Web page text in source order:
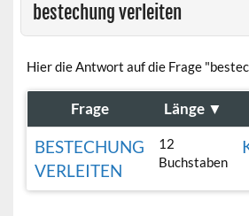
bestechung verleiten
Hier die Antwort auf die Frage
Frage Länge ▼
BESTECHUNG
VERLEITEN
12
Buchstaben